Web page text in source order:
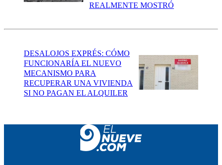
REALMENTE MOSTRÓ
DESALOJOS EXPRÉS: CÓMO
FUNCIONARÍA EL NUEVO
MECANISMO PARA
RECUPERAR UNA VIVIENDA
SI NO PAGAN EL ALQUILER